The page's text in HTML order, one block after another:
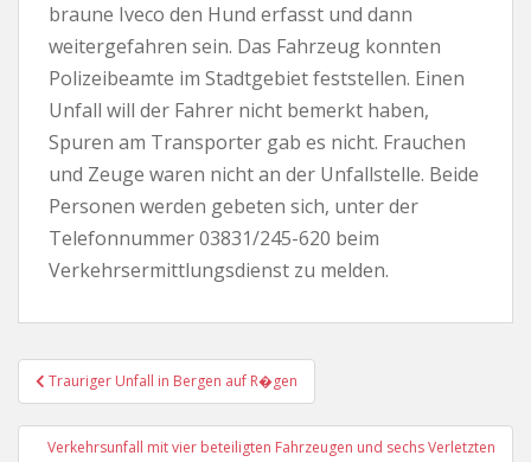
braune Iveco den Hund erfasst und dann
weitergefahren sein. Das Fahrzeug konnten
Polizeibeamte im Stadtgebiet feststellen. Einen
Unfall will der Fahrer nicht bemerkt haben,
Spuren am Transporter gab es nicht. Frauchen
und Zeuge waren nicht an der Unfallstelle. Beide
Personen werden gebeten sich, unter der
Telefonnummer 03831/245-620 beim
Verkehrsermittlungsdienst zu melden.
Beitragsnavigation
Trauriger Unfall in Bergen auf R�gen
Verkehrsunfall mit vier beteiligten Fahrzeugen und sechs Verletzten